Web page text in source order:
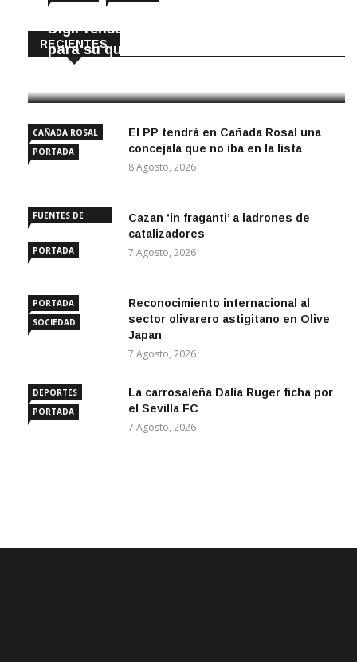
RECIENTES
DigiPrensa selecciona a Écija al Día
para su quiosco mundial
CAÑADA ROSAL
PORTADA
El PP tendrá en Cañada Rosal una
concejala que no iba en la lista
8 Agosto, 2026
FUENTES DE
PORTADA
Cazan ‘in fraganti’ a ladrones de
catalizadores
7 Agosto, 2026
PORTADA
SOCIEDAD
Reconocimiento internacional al
sector olivarero astigitano en Olive
Japan
7 Agosto, 2026
DEPORTES
PORTADA
La carrosaleña Dalía Ruger ficha por
el Sevilla FC
7 Agosto, 2026